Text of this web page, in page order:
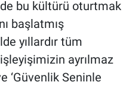
bu kültürü oturtmak
başlatmış
yıllardır tüm
ayrılmaz
‘Güvenlik Seninle